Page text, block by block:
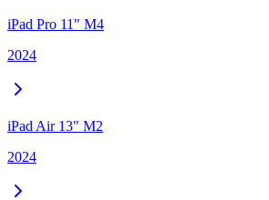
iPad Pro 11" M4
2024
iPad Air 13" M2
2024